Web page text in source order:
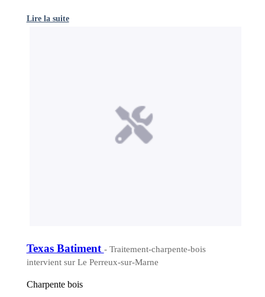
Lire la suite
Texas Batiment - Traitement-charpente-bois
intervient sur Le Perreux-sur-Marne
Charpente bois